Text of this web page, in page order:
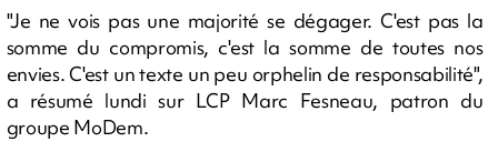
"Je ne vois pas une majorité se dégager. C'est pas la
somme du compromis, c'est la somme de toutes nos
envies. C'est un texte un peu orphelin de responsabilité",
a résumé lundi sur LCP Marc Fesneau, patron du
groupe MoDem.